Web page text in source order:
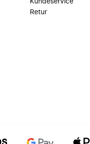
Kundeservice
Retur